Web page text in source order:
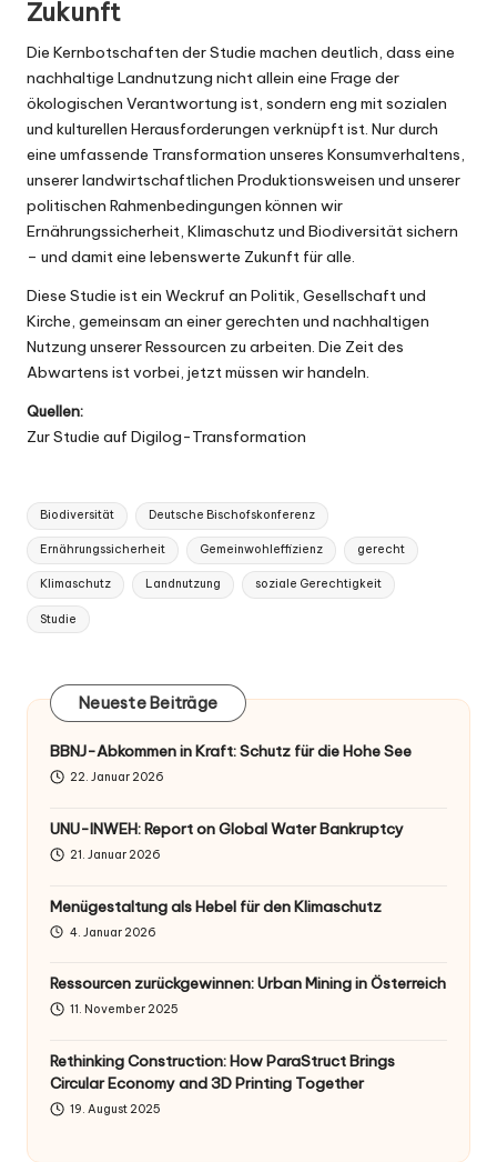
Zukunft
Die Kernbotschaften der Studie machen deutlich, dass eine
nachhaltige Landnutzung nicht allein eine Frage der
ökologischen Verantwortung ist, sondern eng mit sozialen
und kulturellen Herausforderungen verknüpft ist. Nur durch
eine umfassende Transformation unseres Konsumverhaltens,
unserer landwirtschaftlichen Produktionsweisen und unserer
politischen Rahmenbedingungen können wir
Ernährungssicherheit, Klimaschutz und Biodiversität sichern
– und damit eine lebenswerte Zukunft für alle.
Diese Studie ist ein Weckruf an Politik, Gesellschaft und
Kirche, gemeinsam an einer gerechten und nachhaltigen
Nutzung unserer Ressourcen zu arbeiten. Die Zeit des
Abwartens ist vorbei, jetzt müssen wir handeln.
Quellen:
Zur Studie auf Digilog-Transformation
Tags:
Biodiversität Deutsche Bischofskonferenz
Ernährungssicherheit Gemeinwohleffizienz gerecht
Klimaschutz Landnutzung soziale Gerechtigkeit
Studie
Neueste Beiträge
BBNJ-Abkommen in Kraft: Schutz für die Hohe See
22. Januar 2026
UNU-INWEH: Report on Global Water Bankruptcy
21. Januar 2026
Menügestaltung als Hebel für den Klimaschutz
4. Januar 2026
Ressourcen zurückgewinnen: Urban Mining in Österreich
11. November 2025
Rethinking Construction: How ParaStruct Brings
Circular Economy and 3D Printing Together
19. August 2025